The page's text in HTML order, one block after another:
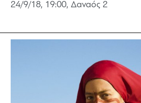
24/9/18, 19:00,Δαναός 2